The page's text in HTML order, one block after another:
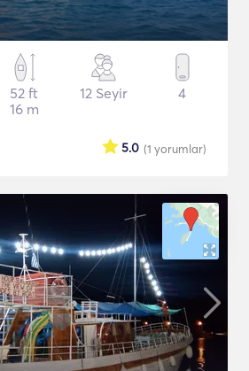
52 ft
16 m
12 Seyir 4
(1 yorumlar)
5.0